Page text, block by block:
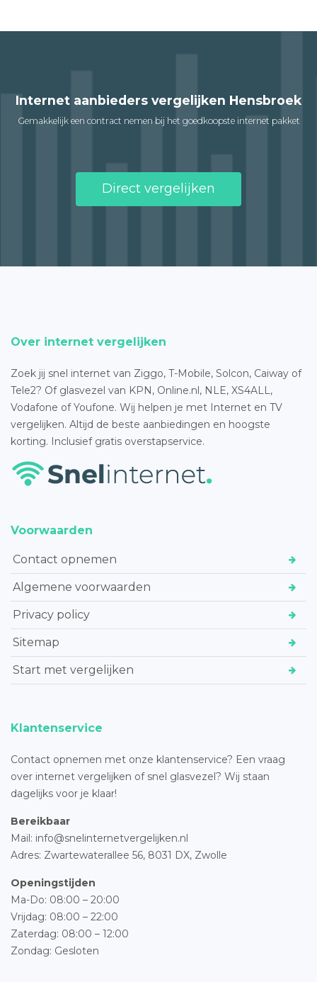
Internet aanbieders vergelijken Hensbroek
Gemakkelijk een contract nemen bij het goedkoopste internet pakket
Direct vergelijken
Over internet vergelijken
Zoek jij snel internet van Ziggo, T-Mobile, Solcon, Caiway of
Tele2? Of glasvezel van KPN, Online.nl, NLE, XS4ALL,
Vodafone of Youfone. Wij helpen je met Internet en TV
vergelijken. Altijd de beste aanbiedingen en hoogste
korting. Inclusief gratis overstapservice.
Voorwaarden
Contact opnemen
Algemene voorwaarden
Privacy policy
Sitemap
Start met vergelijken
Klantenservice
Contact opnemen met onze klantenservice? Een vraag
over internet vergelijken of snel glasvezel? Wij staan
dagelijks voor je klaar!
Bereikbaar
Mail: info@snelinternetvergelijken.nl
Adres: Zwartewaterallee 56, 8031 DX, Zwolle
Openingstijden
Ma-Do: 08:00 – 20:00
Vrijdag: 08:00 – 22:00
Zaterdag: 08:00 – 12:00
Zondag: Gesloten